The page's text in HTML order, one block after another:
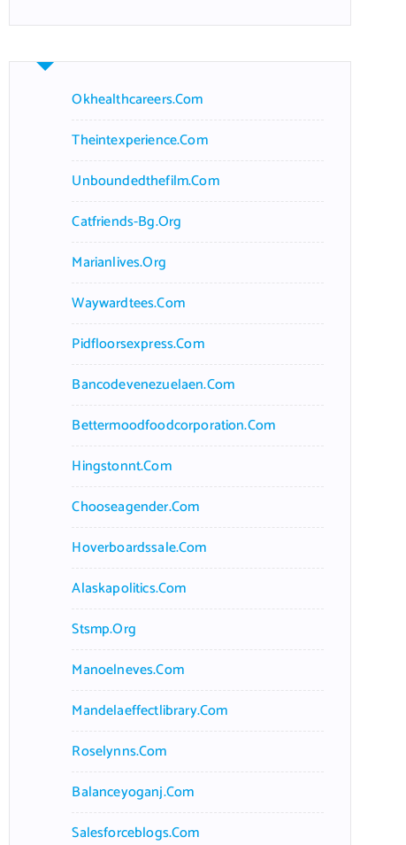
Okhealthcareers.com
Theintexperience.com
Unboundedthefilm.com
Catfriends-Bg.org
Marianlives.org
Waywardtees.com
Pidfloorsexpress.com
Bancodevenezuelaen.com
Bettermoodfoodcorporation.com
Hingstonnt.com
Chooseagender.com
Hoverboardssale.com
Alaskapolitics.com
Stsmp.org
Manoelneves.com
Mandelaeffectlibrary.com
Roselynns.com
Balanceyoganj.com
Salesforceblogs.com